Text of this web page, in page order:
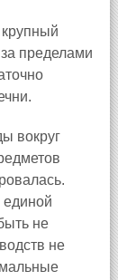
пределами
вокруг
единой
не
не